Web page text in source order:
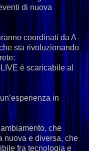
di nuova
coordinati da A-
sta rivoluzionando
è scaricabile al
in
che
nuova e diversa, che
fra tecnologia e